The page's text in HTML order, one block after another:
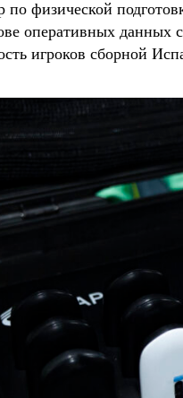
по физической
оперативных
игроков сборной